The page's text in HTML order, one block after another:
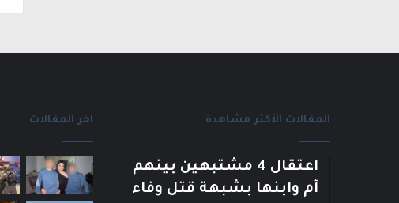
المقالات الأكثر مشاهدة
اعتقال 4 مشتبهين بينهم
أم وابنها بشبهة قتل وفاء
اخر المقالات